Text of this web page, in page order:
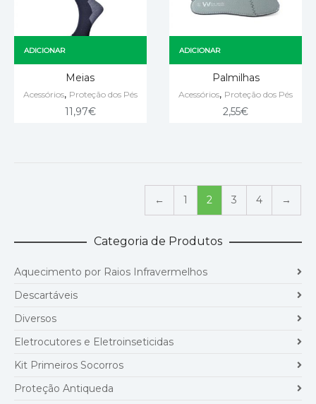
ADICIONAR
Meias
Acessórios, Proteção dos Pés
11,97€
ADICIONAR
Palmilhas
Acessórios, Proteção dos Pés
2,55€
← 1 2 3 4 →
Categoria de Produtos
Aquecimento por Raios Infravermelhos
Descartáveis
Diversos
Eletrocutores e Eletroinseticidas
Kit Primeiros Socorros
Proteção Antiqueda